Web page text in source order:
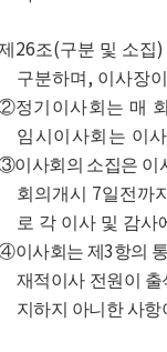
26조(구분 및 소집
구분하며 , 이사장
정기이사회는 매
임시이사회는 이
이사회의 소집은 이
회의개시 7일전까
로 각 이사 및 감사
이사회는 제3항의
재적이사 전원이 출
지하지 아니한 사항